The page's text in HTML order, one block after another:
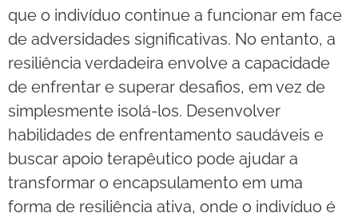
que o indivíduo continue a funcionar em face
de adversidades significativas. No entanto, a
resiliência verdadeira envolve a capacidade
de enfrentar e superar desafios, em vez de
simplesmente isolá-los. Desenvolver
habilidades de enfrentamento saudáveis e
buscar apoio terapêutico pode ajudar a
transformar o encapsulamento em uma
forma de resiliência ativa, onde o indivíduo é